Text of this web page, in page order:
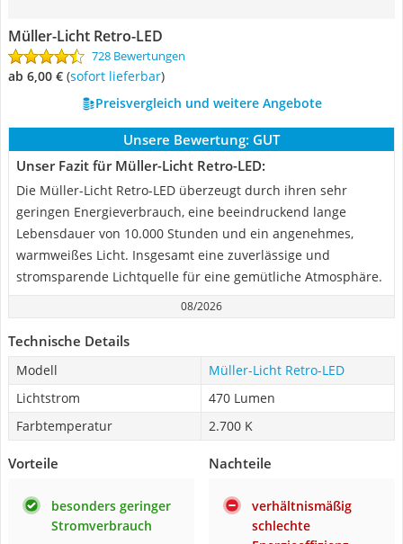
Müller-Licht Retro-LED
728 Bewertungen
ab 6,00 € ( Sofort lieferbar)
Preisvergleich und weitere Angebote
Unsere Bewertung: GUT
Unser Fazit für Müller-Licht Retro-LED:
Die Müller-Licht Retro-LED überzeugt durch ihren sehr
geringen Energieverbrauch, eine beeindruckend lange
Lebensdauer von 10.000 Stunden und ein angenehmes,
warmweißes Licht. Insgesamt eine zuverlässige und
stromsparende Lichtquelle für eine gemütliche Atmosphäre.
08/2026
Technische Details
Modell
Müller-Licht Retro-LED
Lichtstrom
470 Lumen
Farbtemperatur
2.700 K
Vorteile
besonders geringer
Stromverbrauch
Nachteile
verhältnismäßig
schlechte